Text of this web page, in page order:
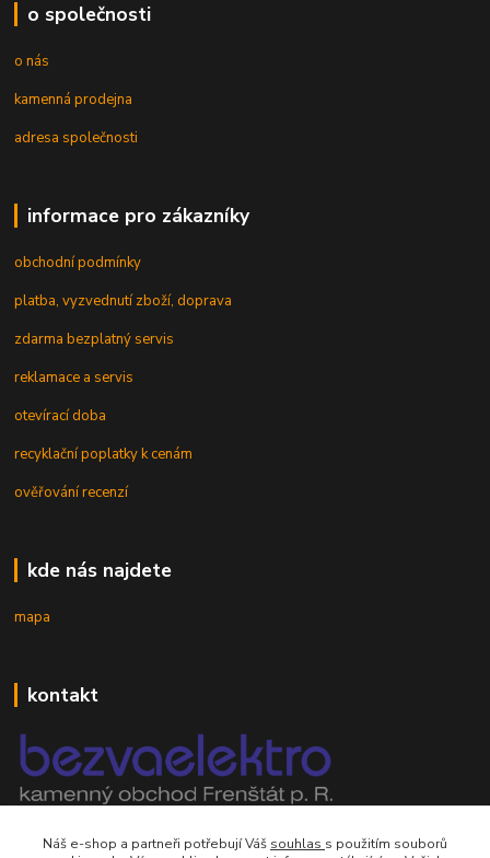
o společnosti
o nás
kamenná prodejna
adresa společnosti
informace pro zákazníky
obchodní podmínky
platba, vyzvednutí zboží, doprava
zdarma bezplatný servis
reklamace a servis
otevírací doba
recyklační poplatky k cenám
ověřování recenzí
kde nás najdete
mapa
kontakt
mobil 605 268 512
Náš e-shop a partneři potřebují Váš souhlas s použitím souborů